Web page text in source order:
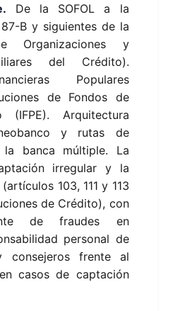
De la SOFOL a la
B y siguientes de la
Organizaciones y
del Crédito).
Populares
de Fondos de
(IFPE). Arquitectura
y rutas de
la banca múltiple. La
irregular y la
103, 111 y 113
de Crédito), con
de fraudes en
personal de
consejeros frente al
casos de captación